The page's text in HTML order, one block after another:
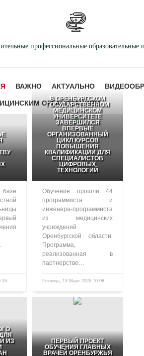
профессиональные образовательные
ВАЖНО АКТУАЛЬНО
ОРГАНИЗАЦИЯМ
В ОРЕНБУРГСКОМ
ГОСУДАРСТВЕННОМ
МЕДИЦИНСКОМ
УНИВЕРСИТЕТЕ
ЗАВЕРШИЛСЯ
ВПЕРВЫЕ
ОРГАНИЗОВАННЫЙ
ЦИКЛ КУРСОВ
ПОВЫШЕНИЯ
КВАЛИФИКАЦИИ ДЛЯ
СПЕЦИАЛИСТОВ
ЦИФРОВЫХ
ТЕХНОЛОГИЙ
Обучение прошли 44
программиста и
инженера-программиста
из медицинских
учреждений
Оренбургской области.
Программа,
реализованная в
партнерстве…
Пятница, 13 Март 2026 10:08
ИЗ
ПЕРВЫЙ ПРОЕКТ
ОБУЧЕНИЯ ГЛАВНЫХ
ВРАЧЕЙ ОРЕНБУРЖЬЯ